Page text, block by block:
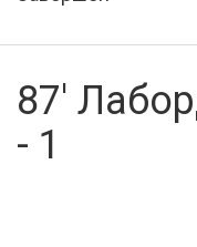
О сайте
Активировать
87'
- 1